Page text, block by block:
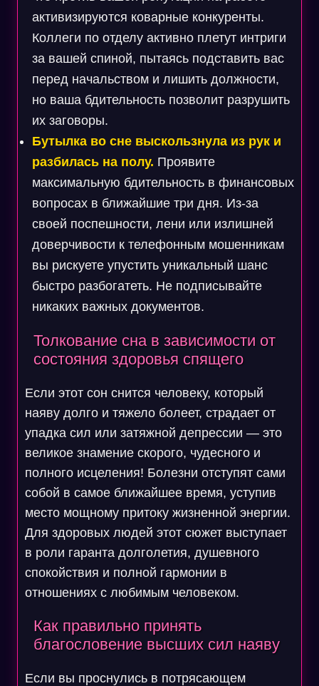
активизируются коварные конкуренты.
Коллеги по отделу активно плетут интриги
за вашей спиной, пытаясь подставить вас
перед начальством и лишить должности,
но ваша бдительность позволит разрушить
их заговоры.
Бутылка во сне выскользнула из рук и
разбилась на полу. Проявите
максимальную бдительность в финансовых
вопросах в ближайшие три дня. Из-за
своей поспешности, лени или излишней
доверчивости к телефонным мошенникам
вы рискуете упустить уникальный шанс
быстро разбогатеть. Не подписывайте
никаких важных документов.
Толкование сна в зависимости от
состояния здоровья спящего
Если этот сон снится человеку, который
наяву долго и тяжело болеет, страдает от
упадка сил или затяжной депрессии — это
великое знамение скорого, чудесного и
полного исцеления! Болезни отступят сами
собой в самое ближайшее время, уступив
место мощному притоку жизненной энергии.
Для здоровых людей этот сюжет выступает
в роли гаранта долголетия, душевного
спокойствия и полной гармонии в
отношениях с любимым человеком.
Как правильно принять
благословение высших сил наяву
Если вы проснулись в потрясающем